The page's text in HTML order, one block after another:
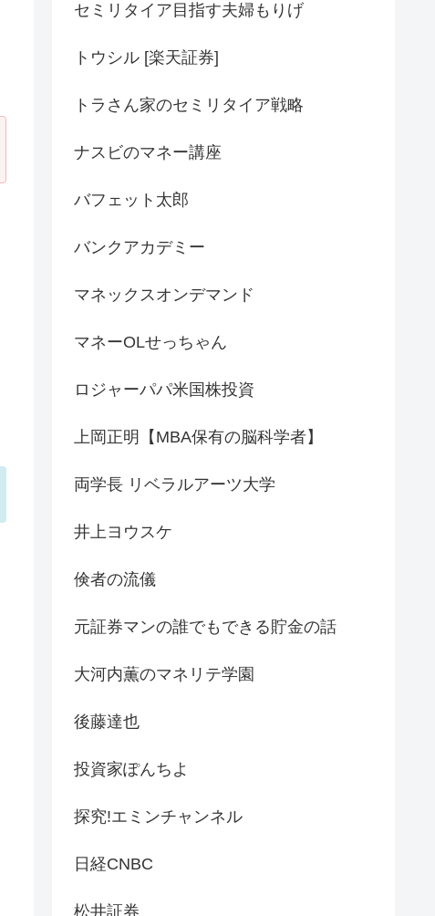
セミリタイア目指す夫婦もりげ
トウシル [楽天証券]
トラさん家のセミリタイア戦略
ナスビのマネー講座
バフェット太郎
バンクアカデミー
マネックスオンデマンド
マネーOLせっちゃん
ロジャーパパ米国株投資
上岡正明【MBA保有の脳科学者】
両学長 リベラルアーツ大学
井上ヨウスケ
倹者の流儀
元証券マンの誰でもできる貯金の話
大河内薫のマネリテ学園
後藤達也
投資家ぽんちよ
探究!エミンチャンネル
日経CNBC
松井証券